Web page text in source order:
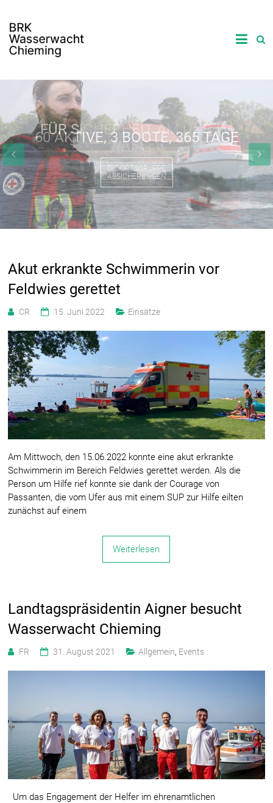
FÜR SICHERHEIT AM UND IM
WASSER
ABSICHERUNGEN
Akut erkrankte Schwimmerin vor
Feldwies gerettet
CR 15. Juni 2022 Einsätze
Am Mittwoch, den 15.06.2022 konnte eine akut erkrankte
Schwimmerin im Bereich Feldwies gerettet werden. Als die
Person um Hilfe rief konnte sie dank der Courage von
Passanten, die vom Ufer aus mit einem SUP zur Hilfe eilten
zunächst auf einem
Weiterlesen
Landtagspräsidentin Aigner besucht
Wasserwacht Chieming
FR 31. August 2021 Allgemein, Events
Um das Engagement der Helfer im ehrenamtlichen